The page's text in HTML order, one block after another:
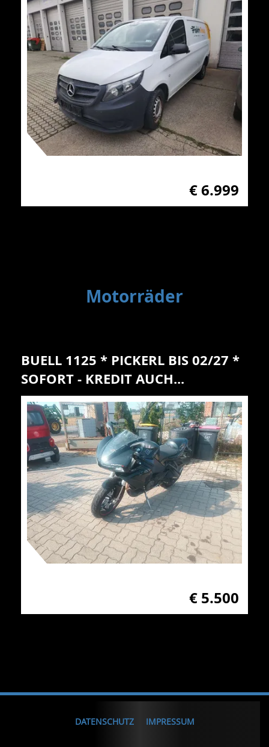
€ 6.999
Motorräder
BUELL 1125 * PICKERL BIS 02/27 *
SOFORT - KREDIT AUCH...
€ 5.500
DATENSCHUTZ IMPRESSUM